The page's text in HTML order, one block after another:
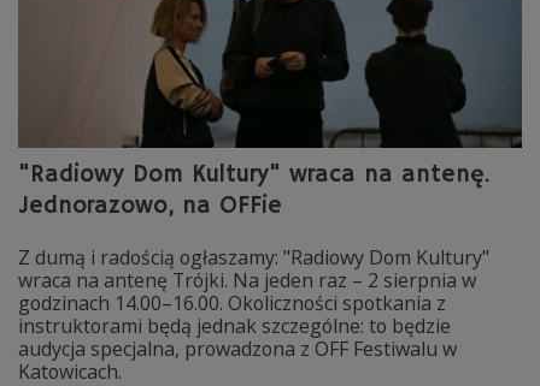
"Radiowy Dom Kultury" wraca na antenę.
Jednorazowo, na OFFie
Z dumą i radością ogłaszamy: "Radiowy Dom Kultury"
wraca na antenę Trójki. Na jeden raz – 2 sierpnia w
godzinach 14.00–16.00. Okoliczności spotkania z
instruktorami będą jednak szczególne: to będzie
audycja specjalna, prowadzona z OFF Festiwalu w
Katowicach.